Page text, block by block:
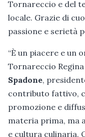
Tornareccio e del
locale. Grazie di
passione e serietà
“È un piacere e un
Tornareccio
Spadone,
contributo fattivo,
promozione e
materia prima, ma
e cultura culinaria.